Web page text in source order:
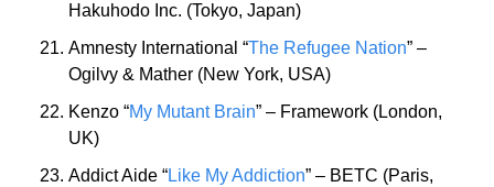
Hakuhodo Inc. (Tokyo, Japan)
Amnesty International “The Refugee Nation” –
Ogilvy & Mather (New York, USA)
Kenzo “My Mutant Brain” – Framework (London,
UK)
Addict Aide “Like My Addiction” – BETC (Paris,